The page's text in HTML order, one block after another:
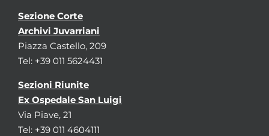
Sezione Corte
Archivi Juvarriani
Piazza Castello, 209
Tel: +39 011 5624431
Sezioni Riunite
Ex Ospedale San Luigi
Via Piave, 21
Tel: +39 011 4604111